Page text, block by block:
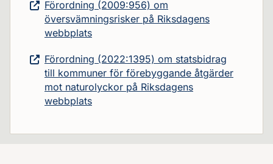
Förordning (2009:956) om
översvämningsrisker på Riksdagens
webbplats
Förordning (2022:1395) om statsbidrag
till kommuner för förebyggande åtgärder
mot naturolyckor på Riksdagens
webbplats